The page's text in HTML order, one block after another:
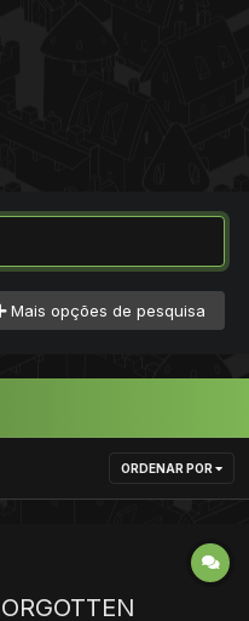
Mais opções de pesquisa
ORDENAR POR